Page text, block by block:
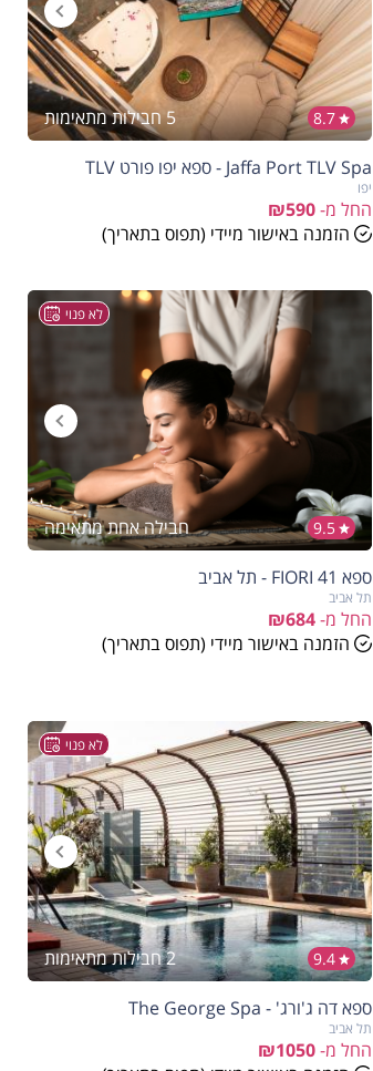
8.7 5 חבילות מתאימות
Jaffa Port TLV Spa - ספא יפו פורט TLV
יפו
החל מ-₪590
הזמנה באישור מיידי (תפוס בתאריך)
לא פנוי
9.5 חבילה אחת מתאימה
ספא FIORI 41 - תל אביב
תל אביב
החל מ-₪684
הזמנה באישור מיידי (תפוס בתאריך)
לא פנוי
9.4 2 חבילות מתאימות
ספא דה ג'ורג' - The George Spa
תל אביב
החל מ-₪1050